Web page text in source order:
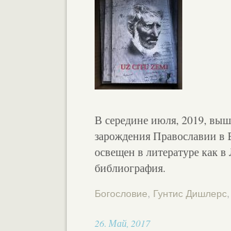
В середине июля, 2019,
зарождения Православии в
освещен в литературе как
библиография.
Богословие, Гунтис Дишлерс
26.Май,201716:05